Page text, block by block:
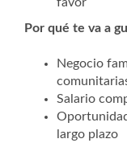
Por qué te va a
Negocio
Salario
largo plazo